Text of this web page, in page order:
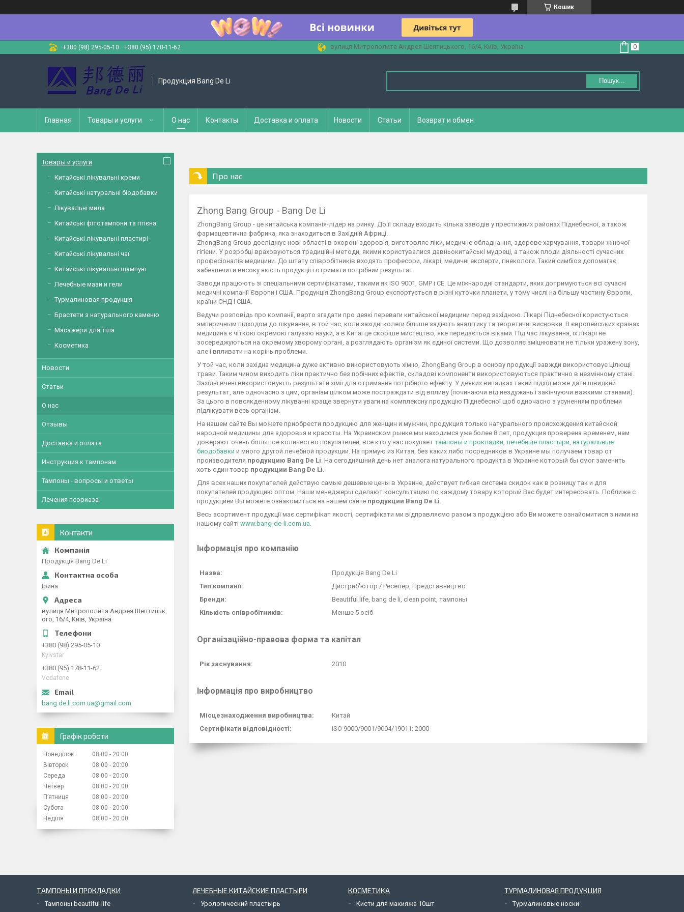
Кошик
+380 (98) 295-05-10 +380 (95) 178-11-62 вулиця Митрополита Андрея Шептицького, 16/4, Київ, Україна
Продукция Bang De Li Пошук...
Главная Товары и услуги О нас Контакты Доставка и оплата Новости Статьи Возврат и обмен
Про нас
Zhong Bang Group - Bang De Li
ZhongBang Group - це китайська компанія-лідер на ринку. До її складу входить кілька заводів у престижних районах Піднебесної, а також
фармацевтична фабрика, яка знаходиться в Західній Африці.
ZhongBang Group досліджує нові області в охороні здоров'я, виготовляє ліки, медичне обладнання, здорове харчування, товари жіночої
гігієни. У розробці враховуються традиційні методи, якими користувалися давньокитайські мудреці, а також плоди діяльності сучасних
професіоналів медицини. До штату співробітників входять професори, лікарі, медичні експерти, гінекологи. Такий симбіоз допомагає
забезпечити високу якість продукції і отримати потрібний результат.
Заводи працюють зі спеціальними сертифікатами, такими як ISO 9001, GMP і CE. Це міжнародні стандарти, яких дотримуються всі сучасні
медичні компанії Європи і США. Продукція ZhongBang Group експортується в різні куточки планети, у тому числі на більшу частину Європи,
країни СНД і США.
Ведучи розповідь про компанії, варто згадати про деякі переваги китайської медицини перед західною. Лікарі Піднебесної користуються
эмпиричным підходом до лікування, в той час, коли західні колеги більше задіють аналітику та теоретичні висновки. В європейських країнах
медицина є чіткою окремою галуззю науки, а в Китаї це скоріше мистецтво, яке передається віками. Під час лікування, їх лікарі не
зосереджуються на окремому хворому органі, а розглядають організм як єдиної системи. Що дозволяє зміцнювати не тільки уражену зону,
але і впливати на корінь проблеми.
У той час, коли західна медицина дуже активно використовують хімію, ZhongBang Group в основу продукції завжди використовує цілющі
трави. Таким чином виходить ліки практично без побічних ефектів, складові компоненти використовуються практично в незмінному стані.
Західні вчені використовують результати хімії для отримання потрібного ефекту. У деяких випадках такий підхід може дати швидкий
результат, але одночасно з цим, організм цілком може постраждати від впливу (починаючи від нездужань і закінчуючи важкими станами).
За цього в повсякденному лікуванні краще звернути уваги на комплексну продукцію Піднебесної щоб одночасно з усуненням проблеми
підлікувати весь організм.
На нашем сайте Вы можете приобрести продукцию для женщин и мужчин, продукция только натурального происхождения китайской
народной медицины для здоровья и красоты. На Украинском рынке мы находимся уже более 8 лет, продукция проверена временем, нам
доверяют очень большое количество покупателей, все кто у нас покупает тампоны и прокладки, лечебные пластыри, натуральные
биодобавки и много другой лечебной продукции. На прямую из Китая, без каких либо посредников в Украине мы получаем товар от
производителя продукцию Bang De Li. На сегодняшний день нет аналога натурального продукта в Украине который бы смог заменить
хоть один товар продукции Bang De Li.
Для всех наших покупателей действую самые дешевые цены в Украине, действует гибкая система скидок как в розницу так и для
покупателей продукцию оптом. Наши менеджеры сделают консультацию по каждому товару который Вас будет интересовать. Поближе с
продукцией Вы можете ознакомиться на нашем сайте продукции Bang De Li.
Весь асортимент продукції має сертифікат якості, сертифікати ми відправляємо разом з продукцією або Ви можете ознайомитися з ними на
нашому сайті www.bang-de-li.com.ua.
Інформація про компанію
Назва:
Продукція Bang De Li
Тип компанії:
Дистриб'ютор / Реселер, Представництво
Бренди:
Beautiful life, bang de li, clean point, тампоны
Кількість співробітників:
Менше 5 осіб
Організаційно-правова форма та капітал
Рік заснування: 2010
Інформація про виробництво
Місцезнаходження виробництва:
Китай
Сертифікати відповідності:
ISO 9000/9001/9004/19011: 2000
Товары и услуги
Китайські лікувальні креми
Китайські натуральні біодобавки
Лікувальні мила
Китайські фітотампони та гігієна
Китайські лікувальні пластирі
Китайські лікувальні чаї
Китайські лікувальні шампуні
Лечебные мази и гели
Турмалиновая продукція
Брастети з натурального каменю
Масажери для тіла
Косметика
Новости
Статьи
О нас
Отзывы
Доставка и оплата
Инструкция к тампонам
Тампоны - вопросы и ответы
Лечения псориаза
Контакти
Продукція Bang De Li
Ірина
вулиця Митрополита Андрея Шептицьк
ого, 16/4, Київ, Україна
+380 (98) 295-05-10
Kyivstar
+380 (95) 178-11-62
Vodafone
bang.de.li.com.ua@gmail.com
Графік роботи
Понеділок 08:00
20:00
Вівторок
08:00
20:00
Середа
08:00
20:00
Четвер
08:00
20:00
Пʼятниця
08:00
20:00
Субота
08:00
20:00
Неділя
08:00 20:00
ТАМПОНЫ И ПРОКЛАДКИ
Тампоны beautiful life
ЛЕЧЕБНЫЕ КИТАЙСКИЕ ПЛАСТЫРИ
Урологический пластырь
КОСМЕТИКА
Кисти для макияжа 10шт
ТУРМАЛИНОВАЯ ПРОДУКЦИЯ
Турмалиновые носки